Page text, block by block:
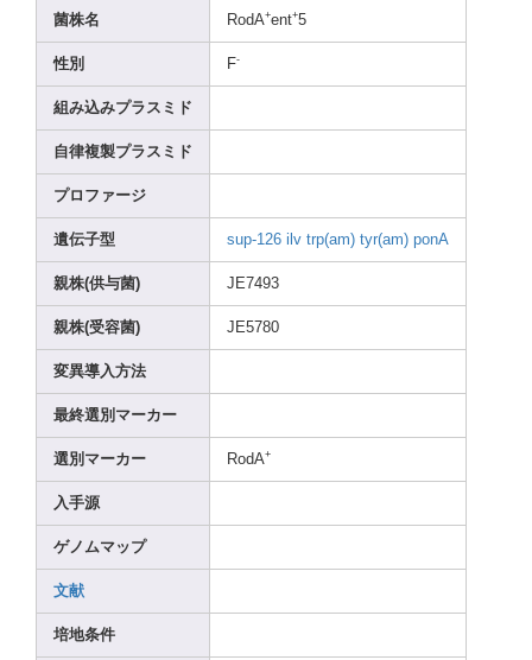
菌株名 RodA+ent+5
性別 F-
組み込みプラスミド
自律複製プラスミド
プロファージ
遺伝子型 sup-126 ilv trp(am) tyr(am) ponA
親株(供与菌) JE7493
親株(受容菌) JE5780
変異導入方法
最終選別マーカー
選別マーカー RodA+
入手源
ゲノムマップ
文献
培地条件